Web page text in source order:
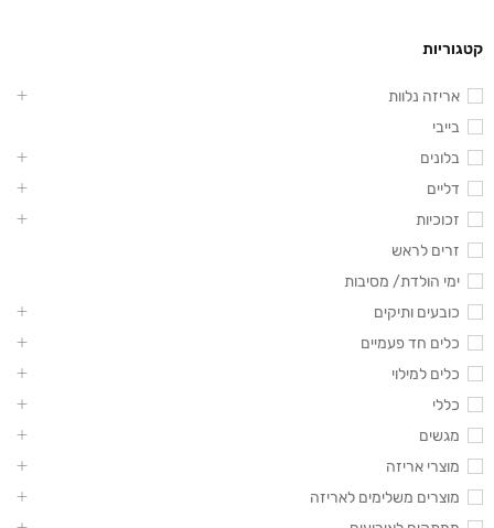
קטגוריות
אריזה נלוות
בייבי
בלונים
דליים
זכוכיות
זרים לראש
ימי הולדת/ מסיבות
כובעים ותיקים
כלים חד פעמיים
כלים למילוי
כללי
מגשים
מוצרי אריזה
מוצרים משלימים לאריזה